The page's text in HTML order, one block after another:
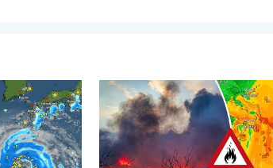
3. avgust 2026.
Delfin. Vetrovi, kiše, talasi. . . sreda, 5.
Šumski požari besne na